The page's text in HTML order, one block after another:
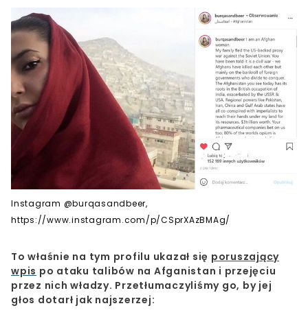
Instagram @burqasandbeer,
https://www.instagram.com/p/CSprXAzBMAg/
To właśnie na tym profilu ukazał się poruszający
wpis po ataku talibów na Afganistan i przejęciu
przez nich władzy. Przetłumaczyliśmy go, by jej
głos dotarł jak najszerzej: